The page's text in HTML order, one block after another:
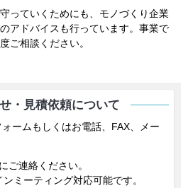
っていくためにも、モノづくり企業
アドバイスも行っています。事業で
ご相談ください。
・見積依頼について
ームもしくはお電話、FAX、メー
ご連絡ください。
ミーティング対応可能です。